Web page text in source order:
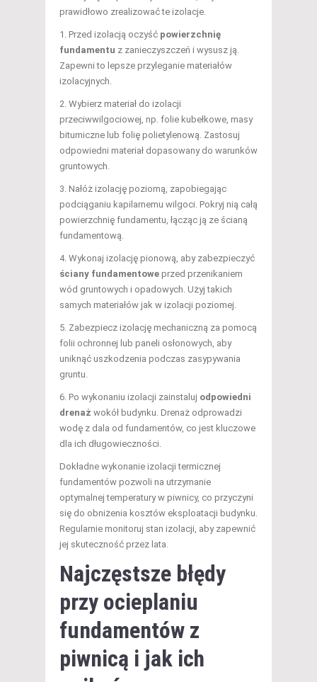
prawidłowo zrealizować te izolacje.
1. Przed izolacją oczyść powierzchnię
fundamentu z zanieczyszczeń i wysusz ją.
Zapewni to lepsze przyleganie materiałów
izolacyjnych.
2. Wybierz materiał do izolacji
przeciwwilgociowej, np. folie kubełkowe, masy
bitumiczne lub folię polietylenową. Zastosuj
odpowiedni materiał dopasowany do warunków
gruntowych.
3. Nałóż izolację poziomą, zapobiegając
podciąganiu kapilarnemu wilgoci. Pokryj nią całą
powierzchnię fundamentu, łącząc ją ze ścianą
fundamentową.
4. Wykonaj izolację pionową, aby zabezpieczyć
ściany fundamentowe przed przenikaniem
wód gruntowych i opadowych. Użyj takich
samych materiałów jak w izolacji poziomej.
5. Zabezpiecz izolację mechaniczną za pomocą
folii ochronnej lub paneli osłonowych, aby
uniknąć uszkodzenia podczas zasypywania
gruntu.
6. Po wykonaniu izolacji zainstaluj odpowiedni
drenaż wokół budynku. Drenaż odprowadzi
wodę z dala od fundamentów, co jest kluczowe
dla ich długowieczności.
Dokładne wykonanie izolacji termicznej
fundamentów pozwoli na utrzymanie
optymalnej temperatury w piwnicy, co przyczyni
się do obniżenia kosztów eksploatacji budynku.
Regularnie monitoruj stan izolacji, aby zapewnić
jej skuteczność przez lata.
Najczęstsze błędy
przy ocieplaniu
fundamentów z
piwnicą i jak ich